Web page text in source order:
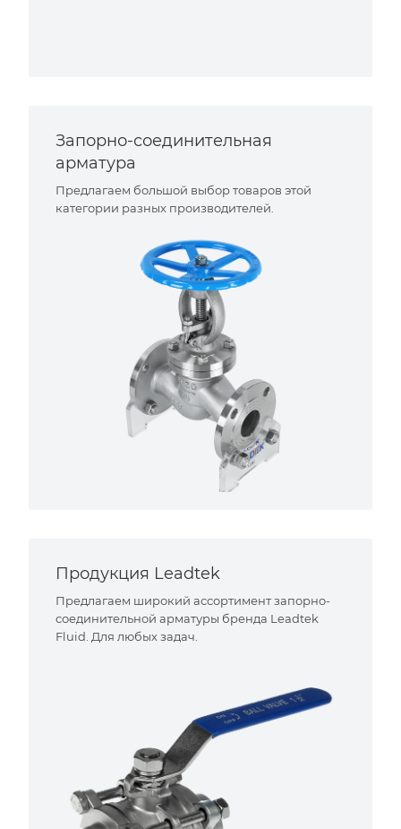
Запорно-соединительная
арматура
Предлагаем большой выбор товаров этой
категории разных производителей.
Продукция Leadtek
Предлагаем широкий ассортимент запорно-
соединительной арматуры бренда Leadtek
Fluid. Для любых задач.